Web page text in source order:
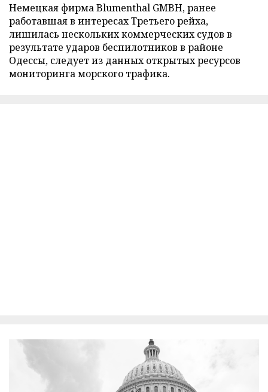
Немецкая фирма Blumenthal GMBH, ранее
работавшая в интересах Третьего рейха,
лишилась нескольких коммерческих судов в
результате ударов беспилотников в районе
Одессы, следует из данных открытых ресурсов
мониторинга морского трафика.